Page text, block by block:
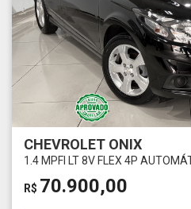
CHEVROLET ONIX
1.4 MPFI LT 8V FLEX 4P
R$ 70.900,00